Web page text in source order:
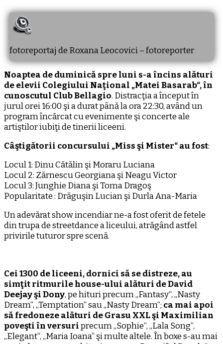
fotoreportaj de Roxana Leocovici – fotoreporter
Noaptea de duminică spre luni s-a încins alături
de elevii Colegiului Naţional „Matei Basarab“, în
cunoscutul Club Bellagio. Distracţia a început în
jurul orei 16:00 şi a durat până la ora 22:30, având un
program încărcat cu evenimente şi concerte ale
artiştilor iubiţi de tinerii liceeni.
Câştigătorii concursului „Miss şi Mister“ au fost:
Locul 1: Dinu Cătălin şi Moraru Luciana
Locul 2: Zărnescu Georgiana şi Neagu Victor
Locul 3: Junghie Diana şi Toma Dragoş
Popularitate : Drăguşin Lucian şi Durla Ana-Maria
Un adevărat show incendiar ne-a fost oferit de fetele
din trupa de streetdance a liceului, atrăgând astfel
privirile tuturor spre scenă.
Cei 1300 de liceeni, dornici să se distreze, au
simţit ritmurile house-ului alături de David
Deejay şi Dony, pe hituri precum „Fantasy“, „Nasty
Dream“, „Temptation“ sau „Nasty Dream“; ca mai apoi
să fredoneze alături de Grasu XXL şi Maximilian
poveşti în versuriprecum „Sophie“, „Lala Song“,
„Elegant“, „Maria Ioana“ şi multe altele. În boxe s-au mai